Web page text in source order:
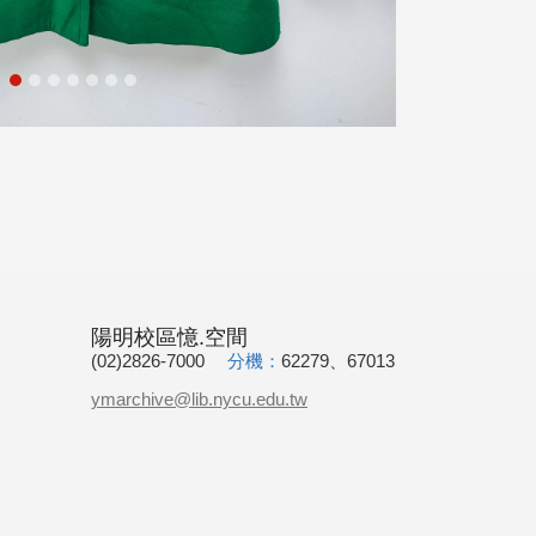
陽明校區憶.空間
(02)2826-7000 分機： 62279、67013
ymarchive@lib.nycu.edu.tw